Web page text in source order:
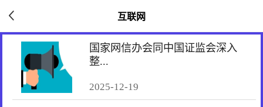
互联网
国家网信办会同中国证监会深入
整...
2025-12-19